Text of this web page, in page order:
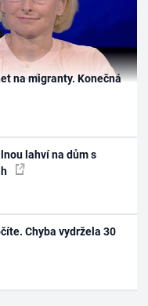
na migranty. Konečná
lahví na dům s
Chyba vydržela 30